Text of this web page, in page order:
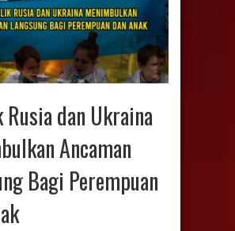
dan Ukraina
Ancaman
Bagi Perempuan